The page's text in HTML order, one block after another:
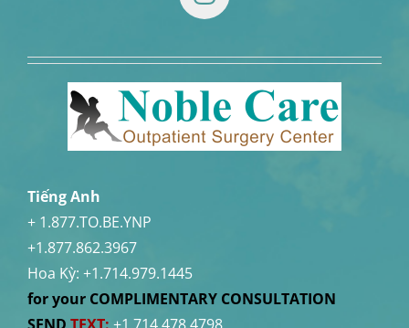
Tiếng Anh
+ 1.877.TO.BE.YNP
+1.877.862.3967
Hoa Kỳ: +1.714.979.1445
for your COMPLIMENTARY CONSULTATION